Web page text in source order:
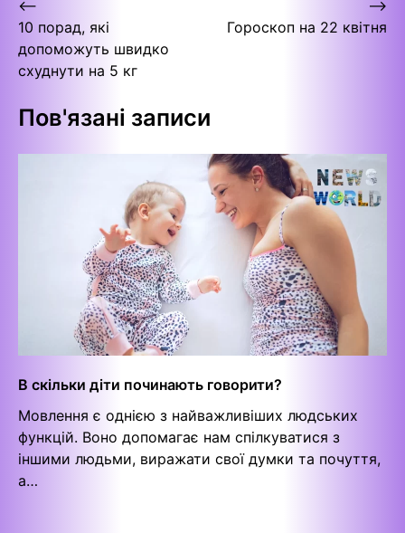
Навігація
записів
⟵
10 порад, які
допоможуть швидко
схуднути на 5 кг
Гороскоп на 22 квітня
⟶
Пов'язані записи
В скільки діти починають говорити?
Мовлення є однією з найважливіших людських
функцій. Воно допомагає нам спілкуватися з
іншими людьми, виражати свої думки та почуття,
а…